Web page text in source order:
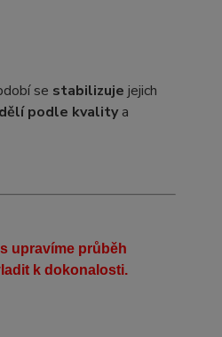
se stabilizuje jejich
podle kvalitya
upravíme průběh
k dokonalosti.